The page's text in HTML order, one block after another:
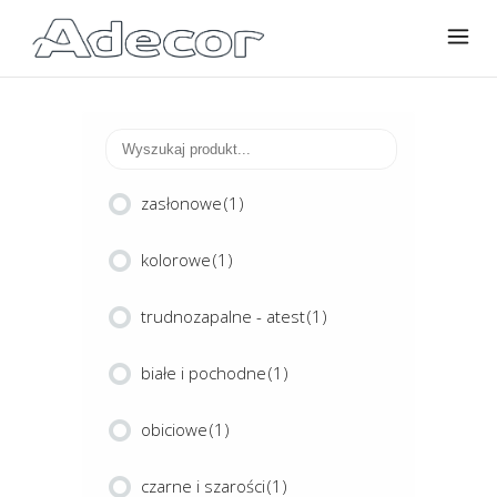
zasłonowe(1)
kolorowe(1)
trudnozapalne - atest(1)
białe i pochodne(1)
obiciowe(1)
czarne i szarości(1)